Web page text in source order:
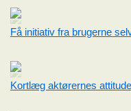
Få initiativ fra brugerne
Kortlæg aktørernes